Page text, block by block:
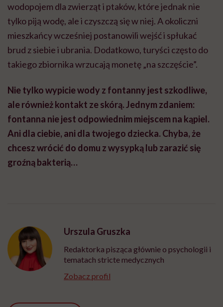
wodopojem dla zwierząt i ptaków, które jednak nie
tylko piją wodę, ale i czyszczą się w niej. A okoliczni
mieszkańcy wcześniej postanowili wejść i spłukać
brud z siebie i ubrania. Dodatkowo, turyści często do
takiego zbiornika wrzucają monetę „na szczęście”.
Nie tylko wypicie wody z fontanny jest szkodliwe,
ale również kontakt ze skórą. Jednym zdaniem:
fontanna nie jest odpowiednim miejscem na kąpiel.
Ani dla ciebie, ani dla twojego dziecka. Chyba, że
chcesz wrócić do domu z wysypką lub zarazić się
groźną bakterią…
Urszula Gruszka
Redaktorka pisząca głównie o psychologii i
tematach stricte medycznych
Zobacz profil